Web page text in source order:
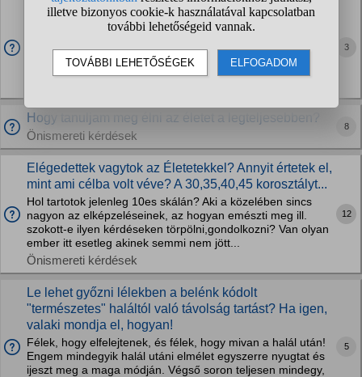
Mit csinálok rosszul az életemmel?
Hallom, hogy az idősek panaszkodnak, hogy milyen gyorsan
az elmúlt 2 év megsem történt olyan gyorsan elment.
Tegnap még január volt, ma meg július... Hol rontottam el?
3
Hogy tanuljam meg élni az életet a legteljesebben?
Önismereti kérdések
8
Elégedettek vagytok az Életetekkel? Annyit értetek el,
mint ami célba volt véve? A 30,35,40,45 korosztályt...
Hol tartotok jelenleg 10es skálán? Aki a közelében sincs
nagyon az elképzeléseinek, az hogyan emészti meg ill.
szokott-e ilyen kérdéseken törpölni,gondolkozni? Van olyan
ember itt esetleg akinek semmi nem jött...
Önismereti kérdések
12
Le lehet győzni lélekben a belénk kódolt
"természetes" haláltól való távolság tartást? Ha igen,
valaki mondja el, hogyan!
Félek, hogy elfelejtenek, és félek, hogy mivan a halál után!
Engem mindegyik halál utáni elmélet egyszerre nyugtat és
ijeszt meg a maga módján. Végső soron teljesen mindegy,
5